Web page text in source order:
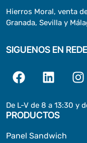
Hierros Moral, venta
Granada, Sevilla y
SIGUENOS EN
De L-V de 8 a 13:30 y
PRODUCTOS
Panel Sandwich